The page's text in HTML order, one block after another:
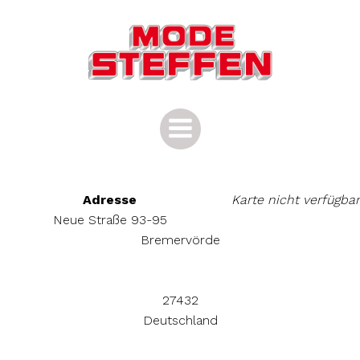
Inhalt
springen
Karte nicht verfügbar
Adresse
Neue Straße 93-95
Bremervörde
27432
Deutschland